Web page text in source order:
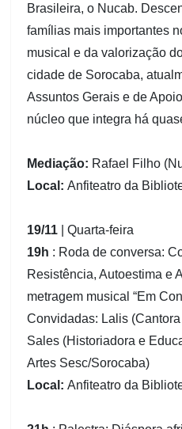
Brasileira, o Nucab.
famílias mais importantes
musical e da valorização
cidade de Sorocaba,
Assuntos Gerais e de
núcleo que integra há
Mediação: Rafael Filho
Local:Anfiteatro da
19/11
| Quarta-feira
19h : Roda de conversa:
Resistência, Autoestima e
metragem musical “Em
Convidadas: Lalis
Sales (Historiadora e
Artes Sesc/Sorocaba)
Local:Anfiteatro da